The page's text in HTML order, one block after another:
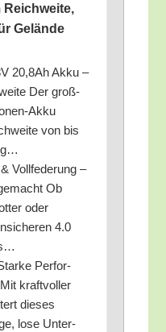
Reich­wei­te,
Gelän­de
20,8Ah Akku –
Der groß­
Akku
von bis
Voll­fe­de­rung –
Ob
oder
4.0
Per­for­
kraft­vol­ler
die­ses
lose Unter­